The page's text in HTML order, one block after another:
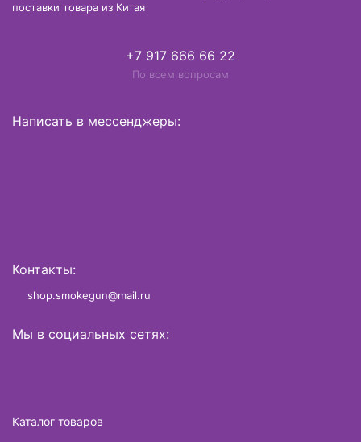
поставки товара из Китая
+7 917 666 66 22
По всем вопросам
Написать в мессенджеры:
Контакты:
shop.smokegun@mail.ru
Мы в социальных сетях:
Каталог товаров